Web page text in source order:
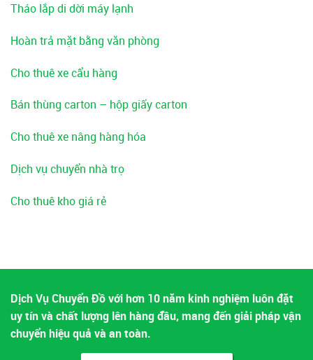
Tháo lắp di dời máy lạnh
Hoàn trả mặt bằng văn phòng
Cho thuê xe cẩu hàng
Bán thùng carton – hộp giấy carton
Cho thuê xe nâng hàng hóa
Dịch vụ chuyển nhà trọ
Cho thuê kho giá rẻ
Dịch Vụ Chuyển Đồ với hơn 10 năm kinh nghiệm luôn đặt
uy tín và chất lượng lên hàng đầu, mang đến giải pháp vận
chuyển hiệu quả và an toàn.